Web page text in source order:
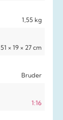
1,55 kg
51 × 19 × 27 cm
Bruder
1:16